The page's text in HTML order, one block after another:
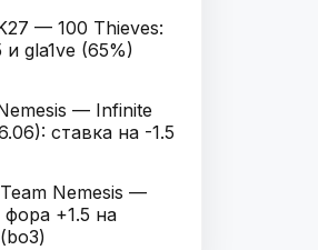
— 100 Thieves:
и gla1ve (65%)
— Infinite
ставка на -1.5
Nemesis —
+1.5 на